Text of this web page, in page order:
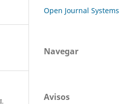
Open Journal Systems
Navegar
Avisos